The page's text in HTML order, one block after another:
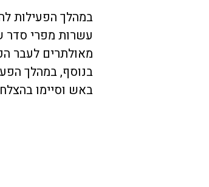
במהלך הפעילות
עשרות מפרי סדר
מאולתרים לעבר
בנוסף, במהלך
באש וסיימו